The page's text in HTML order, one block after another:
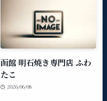
函館 明石焼き専門店 ふわ
たこ
2026/06/08